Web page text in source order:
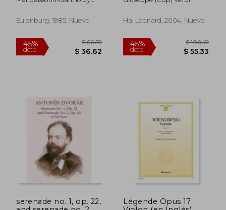
45%
dcto.
violins, 2 violas and 2
Inglés)
Eulenburg, 1985, Nuevo
Hal Leonard, 2004, Nuevo
serenade no. 1, op. 22,
Légende Opus 17